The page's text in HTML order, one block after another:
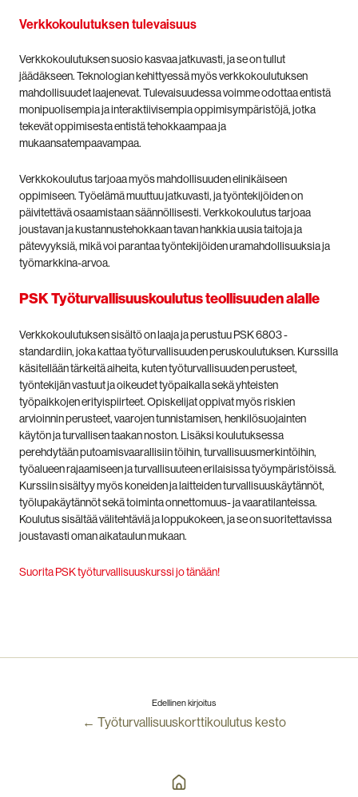
Verkkokoulutuksen tulevaisuus
Verkkokoulutuksen suosio kasvaa jatkuvasti, ja se on tullut
jäädäkseen. Teknologian kehittyessä myös verkkokoulutuksen
mahdollisuudet laajenevat. Tulevaisuudessa voimme odottaa entistä
monipuolisempia ja interaktiivisempia oppimisympäristöjä, jotka
tekevät oppimisesta entistä tehokkaampaa ja
mukaansatempaavampaa.
Verkkokoulutus tarjoaa myös mahdollisuuden elinikäiseen
oppimiseen. Työelämä muuttuu jatkuvasti, ja työntekijöiden on
päivitettävä osaamistaan säännöllisesti. Verkkokoulutus tarjoaa
joustavan ja kustannustehokkaan tavan hankkia uusia taitoja ja
pätevyyksiä, mikä voi parantaa työntekijöiden uramahdollisuuksia ja
työmarkkina-arvoa.
PSK Työturvallisuuskoulutus teollisuuden alalle
Verkkokoulutuksen sisältö on laaja ja perustuu PSK 6803 -
standardiin, joka kattaa työturvallisuuden peruskoulutuksen. Kurssilla
käsitellään tärkeitä aiheita, kuten työturvallisuuden perusteet,
työntekijän vastuut ja oikeudet työpaikalla sekä yhteisten
työpaikkojen erityispiirteet. Opiskelijat oppivat myös riskien
arvioinnin perusteet, vaarojen tunnistamisen, henkilösuojainten
käytön ja turvallisen taakan noston. Lisäksi koulutuksessa
perehdytään putoamisvaarallisiin töihin, turvallisuusmerkintöihin,
työalueen rajaamiseen ja turvallisuuteen erilaisissa työympäristöissä.
Kurssiin sisältyy myös koneiden ja laitteiden turvallisuuskäytännöt,
työlupakäytännöt sekä toiminta onnettomuus- ja vaaratilanteissa.
Koulutus sisältää välitehtäviä ja loppukokeen, ja se on suoritettavissa
joustavasti oman aikataulun mukaan.
Suorita PSK työturvallisuuskurssi jo tänään!
Edellinen kirjoitus
← Työturvallisuuskorttikoulutus kesto